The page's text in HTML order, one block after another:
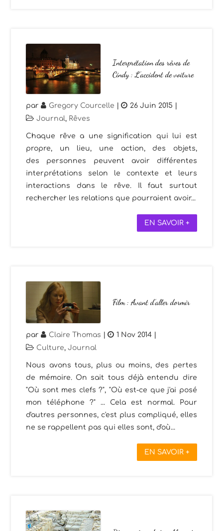
Interprétation des rêves de
Cindy : L’accident de voiture
par Gregory Courcelle | 26 Juin 2015 |
Journal, Rêves
Chaque rêve a une signification qui lui est
propre, un lieu, une action, des objets,
des personnes peuvent avoir différentes
interprétations selon le contexte et leurs
interactions dans le rêve. Il faut surtout
rechercher les relations que pourraient avoir...
EN SAVOIR +
Film : Avant d’aller dormir
par Claire Thomas | 1 Nov 2014
Culture,Journal
Nous avons tous, plus ou moins, des pertes
de mémoire. On sait tous déjà entendu dire
"Où sont mes clefs ?", "Où est-ce que j'ai posé
mon téléphone ?" ... Cela est normal. Pour
d'autres personnes, c'est plus compliqué, elles
ne se rappellent pas qui elles sont, d'où...
EN SAVOIR +